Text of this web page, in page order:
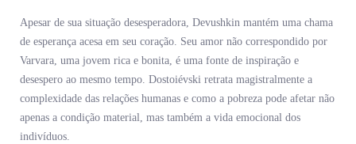
Apesar de sua situação desesperadora, Devushkin mantém uma chama
de esperança acesa em seu coração. Seu amor não correspondido por
Varvara, uma jovem rica e bonita, é uma fonte de inspiração e
desespero ao mesmo tempo. Dostoiévski retrata magistralmente a
complexidade das relações humanas e como a pobreza pode afetar não
apenas a condição material, mas também a vida emocional dos
indivíduos.